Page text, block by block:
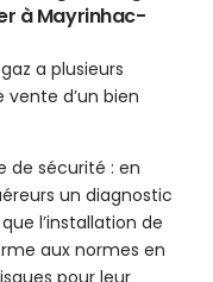
à Mayrinhac-
a plusieurs
d’un bien
de sécurité : en
un diagnostic
l’installation de
aux normes en